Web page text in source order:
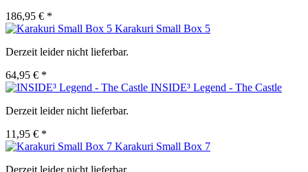
186,95 € *
Karakuri Small Box 5
Derzeit leider nicht lieferbar.
64,95 € *
INSIDE³ Legend - The Castle
Derzeit leider nicht lieferbar.
11,95 € *
Karakuri Small Box 7